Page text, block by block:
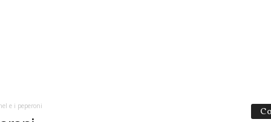
e i peperoni